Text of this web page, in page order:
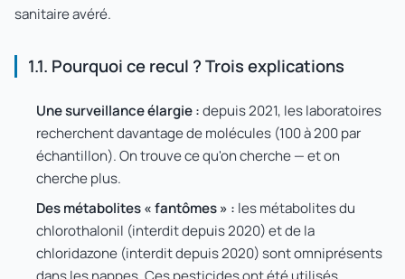
sanitaire avéré.
1.1. Pourquoi ce recul ? Trois explications
Une surveillance élargie :depuis 2021, les laboratoires
recherchent davantage de molécules (100 à 200 par
échantillon). On trouve ce qu'on cherche — et on
cherche plus.
Des métabolites « fantômes » : les métabolites du
chlorothalonil (interdit depuis 2020) et de la
chloridazone (interdit depuis 2020) sont omniprésents